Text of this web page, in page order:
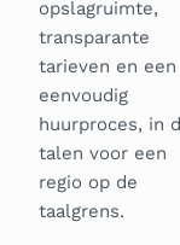
opslagruimte,
transparante
tarieven en een
eenvoudig
huurproces, in
talen voor een
regio op de
taalgrens.